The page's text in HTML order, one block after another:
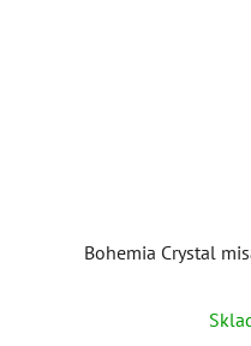
Bohemia Crystal